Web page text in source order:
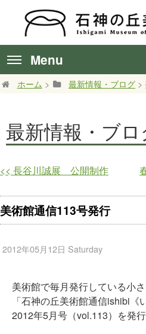
Menu
ホーム > 最新情報・ブログ >
最新情報・ブ
<< 長谷川誠展 公開制作
美術館通信113号発行
2012年05月12日 Saturday
美術館で毎月発行している小
「石神の丘美術館通信ishibi《
2012年5月号（vol.113）を発行